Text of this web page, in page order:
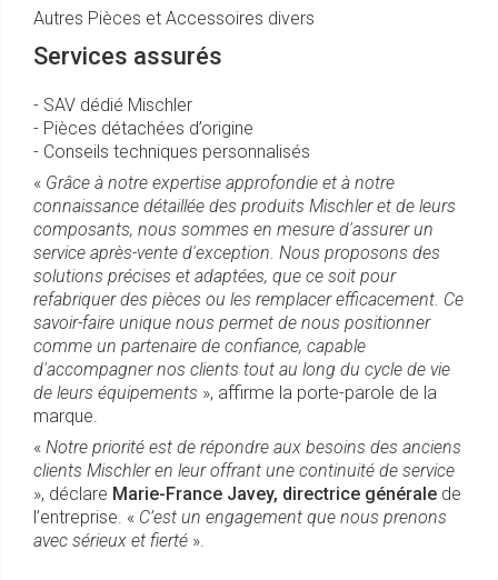
Autres Pièces et Accessoires divers
Services assurés
- SAV dédié Mischler
- Pièces détachées d’origine
- Conseils techniques personnalisés
« Grâce à notre expertise approfondie et à notre
connaissance détaillée des produits Mischler et de leurs
composants, nous sommes en mesure d'assurer un
service après-vente d'exception. Nous proposons des
solutions précises et adaptées, que ce soit pour
refabriquer des pièces ou les remplacer efficacement. Ce
savoir-faire unique nous permet de nous positionner
comme un partenaire de confiance, capable
d'accompagner nos clients tout au long du cycle de vie
de leurs équipements », affirme la porte-parole de la
marque.
« Notre priorité est de répondre aux besoins des anciens
clients Mischler en leur offrant une continuité de service
», déclare Marie-France Javey, directrice générale de
l’entreprise. « C’est un engagement que nous prenons
avec sérieux et fierté ».